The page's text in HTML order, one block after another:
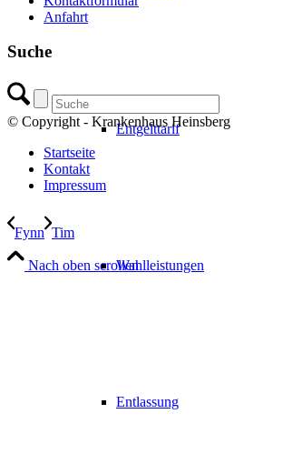
Entgelttarif
Wahlleistungen
Entlassung
Anfahrt
Suche
© Copyright - Krankenhaus Heinsberg
Startseite
Kontakt
Impressum
Fynn Tim
Nach oben scrollen